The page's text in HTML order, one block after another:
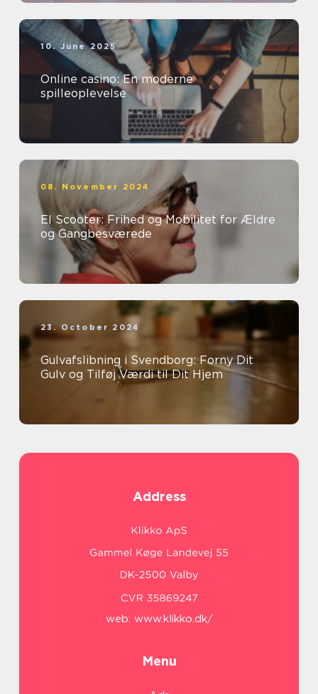
10. June 2025
Online casino: En moderne
spilleoplevelse
08. November 2024
El Scooter: Frihed og Mobilitet for Ældre
og Gangbesværede
23. October 2024
Gulvafslibning i Svendborg: Forny Dit
Gulv og Tilføj Værdi til Dit Hjem
Address
web: www.klikko.dk/
Menu